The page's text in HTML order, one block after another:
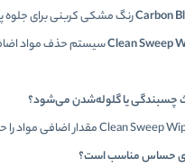
Carbonرنگ مشکی کربنی برای جلوه
Clean Sweepسیستم حذف مواد
چسبندگی یا گلوله‌شدن می‌شود؟
حساس مناسب است؟